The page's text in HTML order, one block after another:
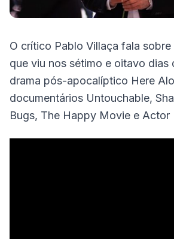
O crítico Pablo Villaça fala
que viu nos sétimo e oitavo dias
drama pós-apocalíptico Here
documentários Untouchable,
Bugs, The Happy Movie e Actor